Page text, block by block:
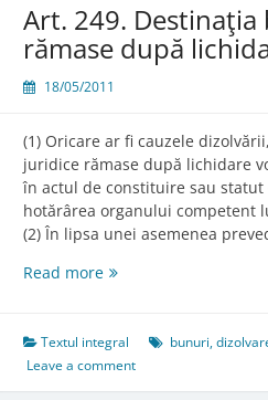
Art. 249.
rămase după
18/05/2011
(1) Oricare ar fi cauzele
juridice rămase după lichidare
în actul de constituire sau
hotărârea organului competent
(2) În lipsa unei asemenea
Read moreArt.
bunurilor
rămase
după
Textul integral bunuri,
Leave a comment